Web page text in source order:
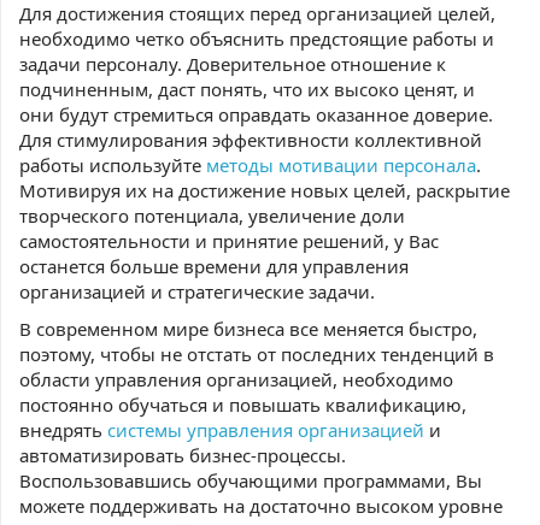
Для достижения стоящих перед организацией целей,
необходимо четко объяснить предстоящие работы и
задачи персоналу. Доверительное отношение к
подчиненным, даст понять, что их высоко ценят, и
они будут стремиться оправдать оказанное доверие.
Для стимулирования эффективности коллективной
работы используйте методы мотивации персонала.
Мотивируя их на достижение новых целей, раскрытие
творческого потенциала, увеличение доли
самостоятельности и принятие решений, у Вас
останется больше времени для управления
организацией и стратегические задачи.
В современном мире бизнеса все меняется быстро,
поэтому, чтобы не отстать от последних тенденций в
области управления организацией, необходимо
постоянно обучаться и повышать квалификацию,
внедрять системы управления организацией и
автоматизировать бизнес-процессы.
Воспользовавшись обучающими программами, Вы
можете поддерживать на достаточно высоком уровне